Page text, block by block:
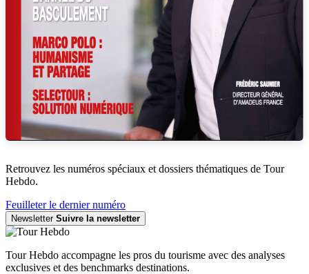
Retrouvez les numéros spéciaux et dossiers thématiques de Tour
Hebdo.
Feuilleter le dernier numéro
Newsletter Suivre la newsletter
Tour Hebdo accompagne les pros du tourisme avec des analyses
exclusives et des benchmarks destinations.